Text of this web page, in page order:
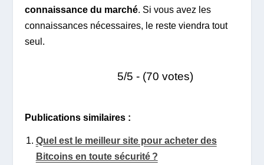
connaissance du marché. Si vous avez les
connaissances nécessaires, le reste viendra tout
seul.
5/5 - (70 votes)
Publications similaires :
Quel est le meilleur site pour acheter des
Bitcoins en toute sécurité ?